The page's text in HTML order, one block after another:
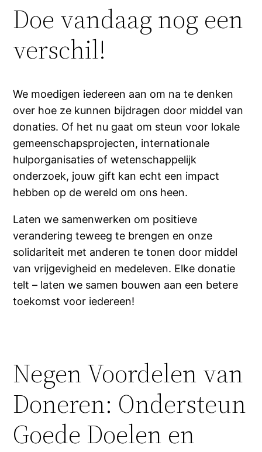
Doe vandaag nog een
verschil!
We moedigen iedereen aan om na te denken
over hoe ze kunnen bijdragen door middel van
donaties. Of het nu gaat om steun voor lokale
gemeenschapsprojecten, internationale
hulporganisaties of wetenschappelijk
onderzoek, jouw gift kan echt een impact
hebben op de wereld om ons heen.
Laten we samenwerken om positieve
verandering teweeg te brengen en onze
solidariteit met anderen te tonen door middel
van vrijgevigheid en medeleven. Elke donatie
telt – laten we samen bouwen aan een betere
toekomst voor iedereen!
Negen Voordelen van
Doneren: Ondersteun
Goede Doelen en